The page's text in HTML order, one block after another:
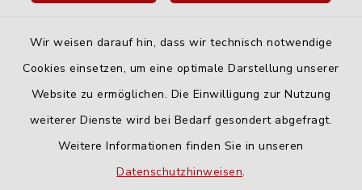
Wir weisen darauf hin, dass wir technisch notwendige
Cookies einsetzen, um eine optimale Darstellung unserer
Website zu ermöglichen. Die Einwilligung zur Nutzung
weiterer Dienste wird bei Bedarf gesondert abgefragt.
Weitere Informationen finden Sie in unseren
Datenschutzhinweisen.
Barrierefreiheit